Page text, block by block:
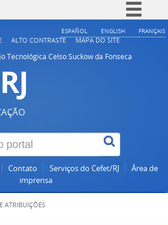
Simplifique!
ESPAÑOL ENGLISH FRANÇAIS
ALTO CONTRASTE
MAPA DO SITE
Tecnológica Celso Suckow da Fonseca
Contato Serviços do Cefet/RJ
Área de
imprensa
ATRIBUIÇÕES